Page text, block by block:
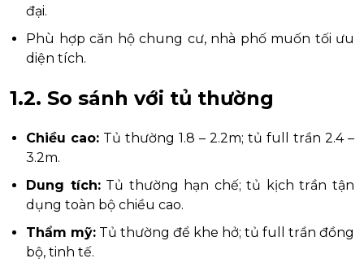
đại.
Phù hợp căn hộ chung cư, nhà phố muốn tối ưu
diện tích.
1.2. So sánh với tủ thường
Chiều cao: Tủ thường 1.8 – 2.2m; tủ full trần 2.4 –
3.2m.
Dung tích:Tủ thường hạn chế; tủ kịch trần tận
dụng toàn bộ chiều cao.
Thẩm mỹ: Tủ thường để khe hở; tủ full trần đồng
bộ, tinh tế.